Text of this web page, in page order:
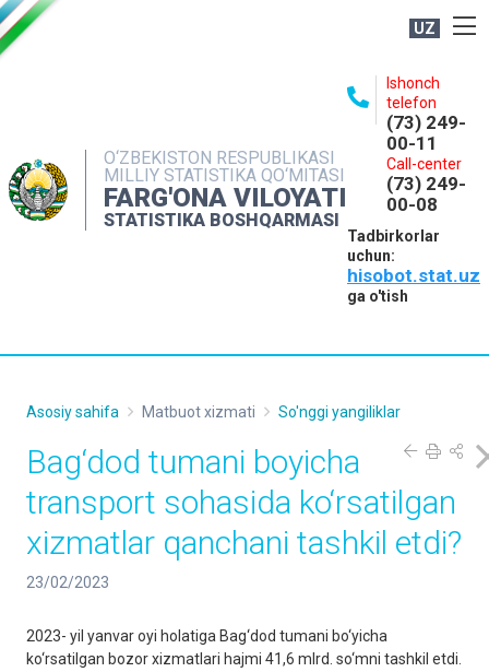
UZ
O‘ZBEKISTON RESPUBLIKASI
MILLIY STATISTIKA QO‘MITASI
FARG'ONA VILOYATI
STATISTIKA BOSHQARMASI
Ishonch
telefon
(73) 249-
00-11
Call-center
(73) 249-
00-08
Tadbirkorlar
uchun:
hisobot.stat.uz
ga o'tish
NASHRLAR
INTERAKTIV XIZMATLAR
MATBUOT XIZMATI
Asosiy sahifa Matbuot xizmati So'nggi yangiliklar
Bag‘dod tumani boyicha
transport sohasida ko‘rsatilgan
xizmatlar qanchani tashkil etdi?
23/02/2023
2023- yil yanvar oyi holatiga Bag‘dod tumani bo‘yicha
ko‘rsatilgan bozor xizmatlari hajmi 41,6 mlrd. so‘mni tashkil etdi.